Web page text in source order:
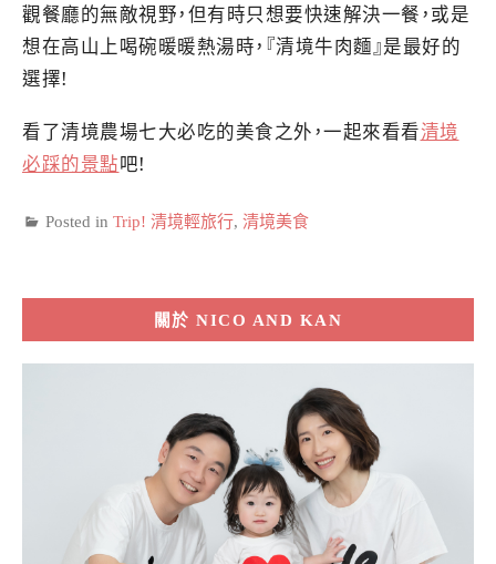
觀餐廳的無敵視野，但有時只想要快速解決一餐，或是
想在高山上喝碗暖暖熱湯時，『清境牛肉麵』是最好的
選擇!
看了清境農場七大必吃的美食之外，一起來看看清境
必踩的景點吧!
Posted in Trip! 清境輕旅行, 清境美食
關於NICO AND KAN